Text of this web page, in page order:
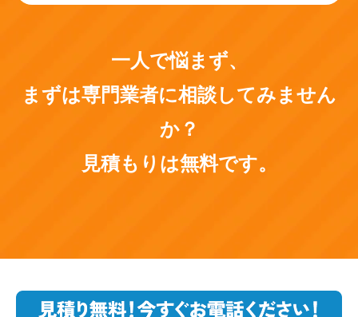
一人で悩まず、
まずは専門業者に相談してみません
か？
見積もりは無料です。